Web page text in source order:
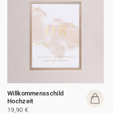
Willkommensschild
Hochzeit
19,90 €